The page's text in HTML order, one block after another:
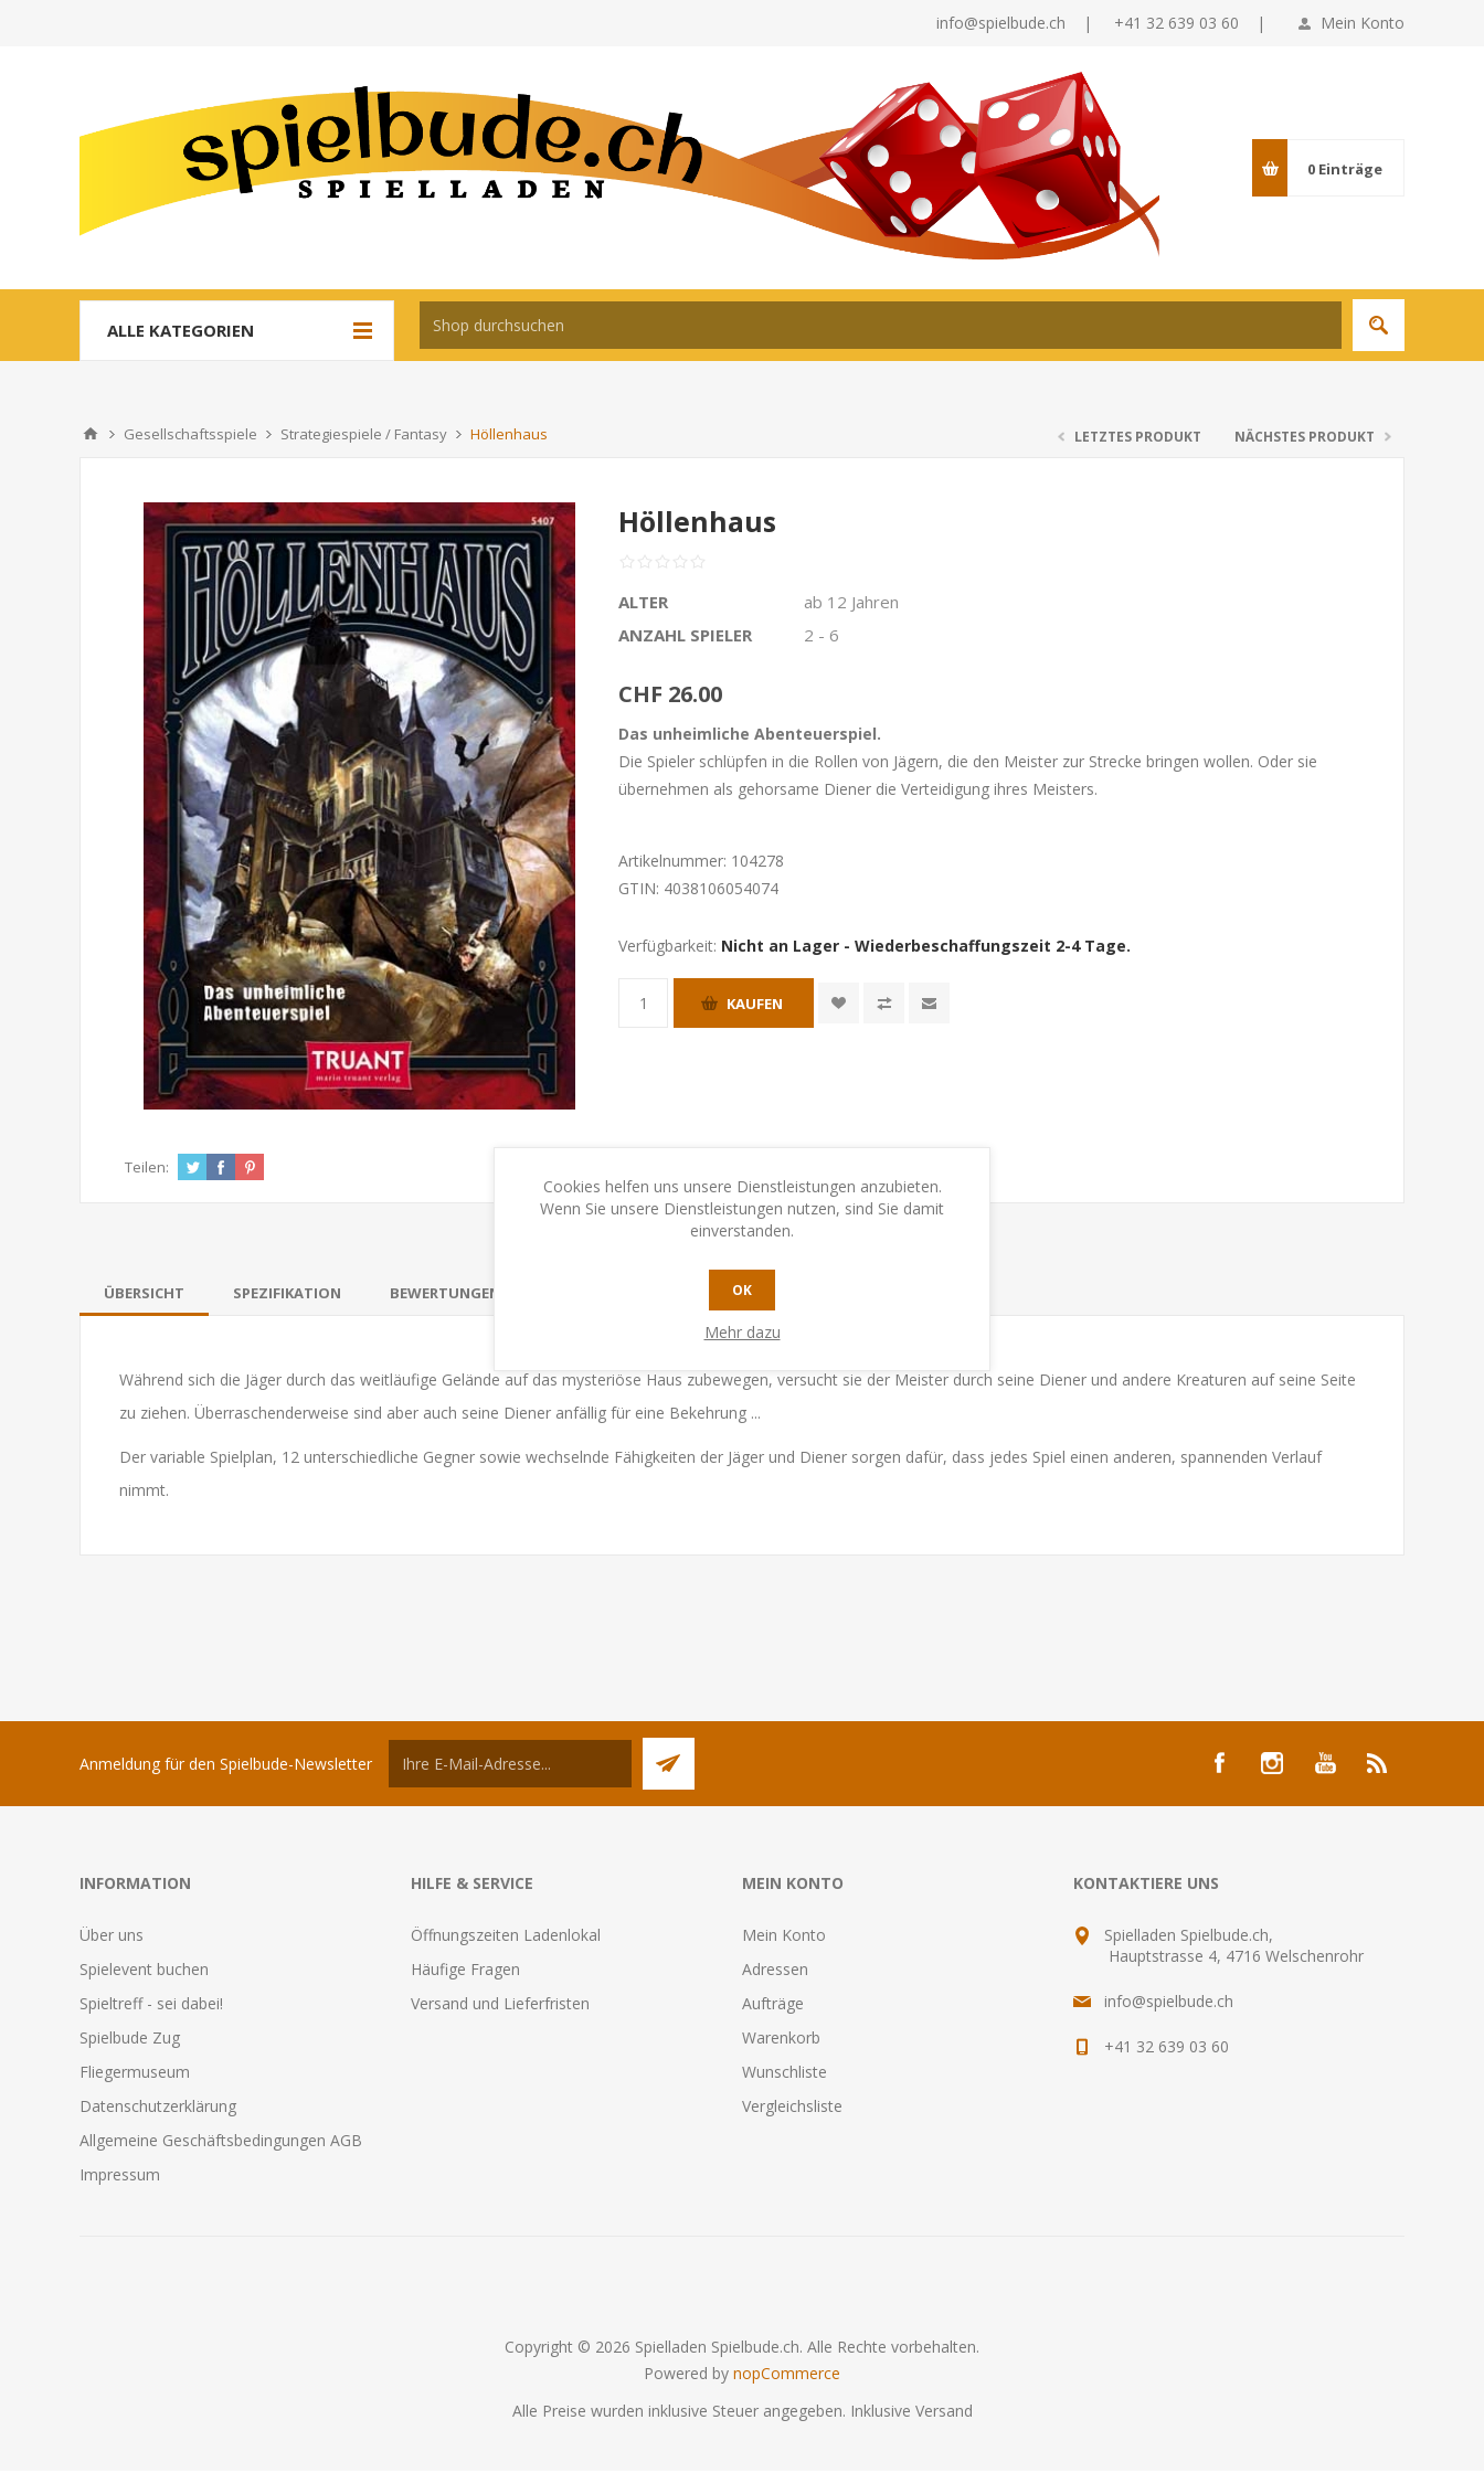
Mein Konto
info@spielbude.ch | +41 32 639 03 60 |
0 Einträge
ALLE KATEGORIEN
Gesellschaftsspiele Strategiespiele / Fantasy Höllenhaus LETZTES PRODUKT NÄCHSTES PRODUKT
Höllenhaus
ALTER
ab 12 Jahren
ANZAHL SPIELER
2 - 6
CHF 26.00
Das unheimliche Abenteuerspiel.
Die Spieler schlüpfen in die Rollen von Jägern, die den Meister zur Strecke bringen wollen. Oder sie
übernehmen als gehorsame Diener die Verteidigung ihres Meisters.
Artikelnummer: 104278
GTIN: 4038106054074
Verfügbarkeit: Nicht an Lager - Wiederbeschaffungszeit 2-4 Tage.
KAUFEN
Teilen:
ÜBERSICHT SPEZIFIKATION BEWERTUNGEN
Während sich die Jäger durch das weitläufige Gelände auf das mysteriöse Haus zubewegen, versucht sie der Meister durch seine Diener und andere Kreaturen auf seine Seite
zu ziehen. Überraschenderweise sind aber auch seine Diener anfällig für eine Bekehrung ...
Der variable Spielplan, 12 unterschiedliche Gegner sowie wechselnde Fähigkeiten der Jäger und Diener sorgen dafür, dass jedes Spiel einen anderen, spannenden Verlauf
nimmt.
Anmeldung für den Spielbude-Newsletter
INFORMATION
Über uns
Spielevent buchen
Spieltreff - sei dabei!
Spielbude Zug
Fliegermuseum
Datenschutzerklärung
Allgemeine Geschäftsbedingungen AGB
Impressum
HILFE & SERVICE
Öffnungszeiten Ladenlokal
Häufige Fragen
Versand und Lieferfristen
MEIN KONTO
Mein Konto
Adressen
Aufträge
Warenkorb
Wunschliste
Vergleichsliste
KONTAKTIERE UNS
Spielladen Spielbude.ch,
Hauptstrasse 4, 4716 Welschenrohr
info@spielbude.ch
+41 32 639 03 60
Copyright © 2026 Spielladen Spielbude.ch. Alle Rechte vorbehalten.
Powered by nopCommerce
Alle Preise wurden inklusive Steuer angegeben. Inklusive Versand
Cookies helfen uns unsere Dienstleistungen anzubieten.
Wenn Sie unsere Dienstleistungen nutzen, sind Sie damit
einverstanden.
OK
Mehr dazu